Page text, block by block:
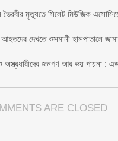
ভৈরবীর মৃত্যুতে সিলেট মিউজিক
আহতদের দেখতে ওসমানী হাসপাতালে
ও অস্ত্রধারীদের জনগণ আর ভয় পায়না :
ARE CLOSED